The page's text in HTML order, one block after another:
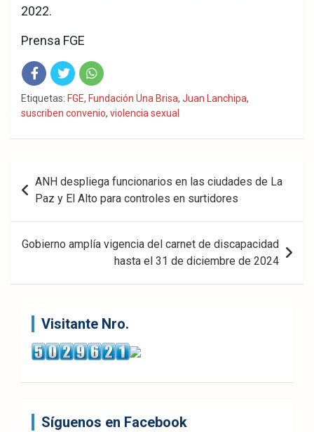
2022.
Prensa FGE
Fac Twit Wha
Etiquetas: FGE, Fundación Una Brisa, Juan Lanchipa,
suscriben convenio, violencia sexual
Navegación
de
entradas
ANH despliega funcionarios en las ciudades de La
Paz y El Alto para controles en surtidores
Gobierno amplía vigencia del carnet de discapacidad
hasta el 31 de diciembre de 2024
Visitante Nro.
Síguenos en Facebook